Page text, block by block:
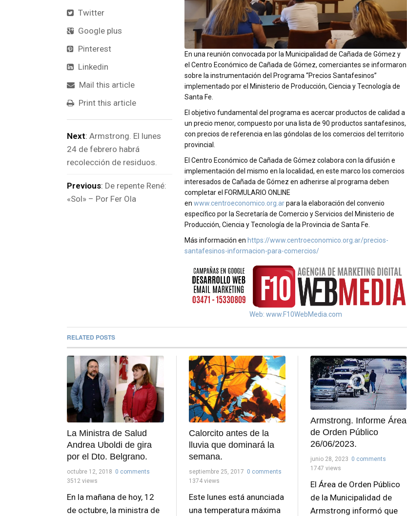
En una reunión convocada por la Municipalidad de Cañada de Gómez y
el Centro Económico de Cañada de Gómez, comerciantes se informaron
sobre la instrumentación del Programa “Precios Santafesinos”
implementado por el Ministerio de Producción, Ciencia y Tecnología de
Santa Fe.
El objetivo fundamental del programa es acercar productos de calidad a
un precio menor, compuesto por una lista de 90 productos santafesinos,
con precios de referencia en las góndolas de los comercios del territorio
provincial.
El Centro Económico de Cañada de Gómez colabora con la difusión e
implementación del mismo en la localidad, en este marco los comercios
interesados de Cañada de Gómez en adherirse al programa deben
completar el FORMULARIO ONLINE
en www.centroeconomico.org.arpara la elaboración del convenio
específico por la Secretaría de Comercio y Servicios del Ministerio de
Producción, Ciencia y Tecnología de la Provincia de Santa Fe.
Más información en https://www.centroeconomico.org.ar/precios-
santafesinos-informacion-para-comercios/
Web: www.F10WebMedia.com
Twitter
Google plus
Pinterest
Linkedin
Mail this article
Print this article
Next: Armstrong. El lunes
24 de febrero habrá
recolección de residuos.
Previous: De repente René:
«Sol» – Por Fer Ola
RELATED POSTS
La Ministra de Salud
Andrea Uboldi de gira
por el Dto. Belgrano.
octubre 12, 2018 0 comments
3512 views
En la mañana de hoy, 12
de octubre, la ministra de
Calorcito antes de la
lluvia que dominará la
semana.
septiembre 25, 2017 0 comments
1374 views
Este lunes está anunciada
una temperatura máxima
Armstrong. Informe Área
de Orden Público
26/06/2023.
junio 28, 2023 0 comments
1747 views
El Área de Orden Público
de la Municipalidad de
Armstrong informó que